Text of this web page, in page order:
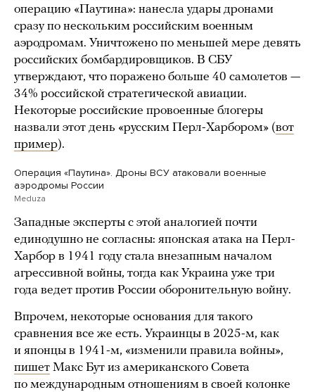
операцию «Паутина»: нанесла удары дронами
сразу по нескольким российским военным
аэродромам. Уничтожено по меньшей мере девять
российских бомбардировщиков. В СБУ
утверждают, что поражено больше 40 самолетов —
34% российской стратегической авиации.
Некоторые российские провоенные блогеры
назвали этот день «русским Перл-Харбором» (вот
пример).
Операция «Паутина». Дроны ВСУ атаковали военные
аэродромы России
Meduza
Западные эксперты с этой аналогией почти
единодушно не согласны: японская атака на Перл-
Харбор в 1941 году стала внезапным началом
агрессивной войны, тогда как Украина уже три
года ведет против России оборонительную войну.
Впрочем, некоторые основания для такого
сравнения все же есть. Украинцы в 2025-м, как
и японцы в 1941-м, «изменили правила войны»,
пишет Макс Бут из американского Совета
по международным отношениям в своей колонке